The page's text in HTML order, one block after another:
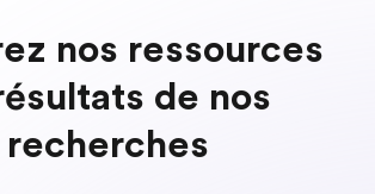
nos ressources
de nos
recherches